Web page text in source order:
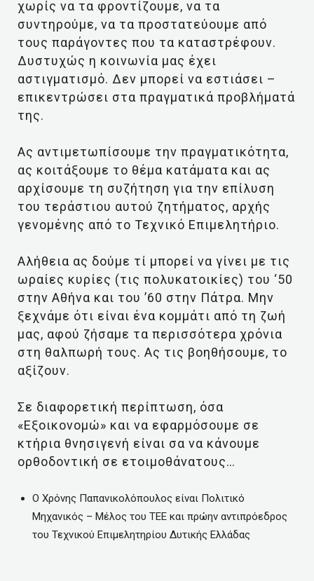
χωρίς να τα φροντίζουμε, να τα
συντηρούμε, να τα προστατεύουμε από
τους παράγοντες που τα καταστρέφουν.
Δυστυχώς η κοινωνία μας έχει
αστιγματισμό. Δεν μπορεί να εστιάσει –
επικεντρώσει στα πραγματικά προβλήματά
της.
Ας αντιμετωπίσουμε την πραγματικότητα,
ας κοιτάξουμε το θέμα κατάματα και ας
αρχίσουμε τη συζήτηση για την επίλυση
του τεράστιου αυτού ζητήματος, αρχής
γενομένης από το Τεχνικό Επιμελητήριο.
Αλήθεια ας δούμε τί μπορεί να γίνει με τις
ωραίες κυρίες (τις πολυκατοικίες) του ‘50
στην Αθήνα και του ’60 στην Πάτρα. Μην
ξεχνάμε ότι είναι ένα κομμάτι από τη ζωή
μας, αφού ζήσαμε τα περισσότερα χρόνια
στη θαλπωρή τους. Ας τις βοηθήσουμε, το
αξίζουν.
Σε διαφορετική περίπτωση, όσα
«Εξοικονομώ» και να εφαρμόσουμε σε
κτήρια θνησιγενή είναι σα να κάνουμε
ορθοδοντική σε ετοιμοθάνατους…
Ο Χρόνης Παπανικολόπουλος είναι Πολιτικό
Μηχανικός – Μέλος του ΤΕΕ και πρώην αντιπρόεδρος
του Τεχνικού Επιμελητηρίου Δυτικής Ελλάδας